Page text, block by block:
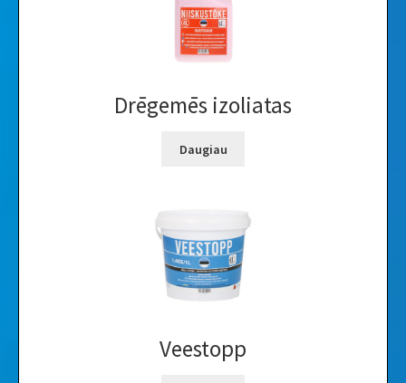
Drēgemēs izoliatas
Daugiau
Veestopp